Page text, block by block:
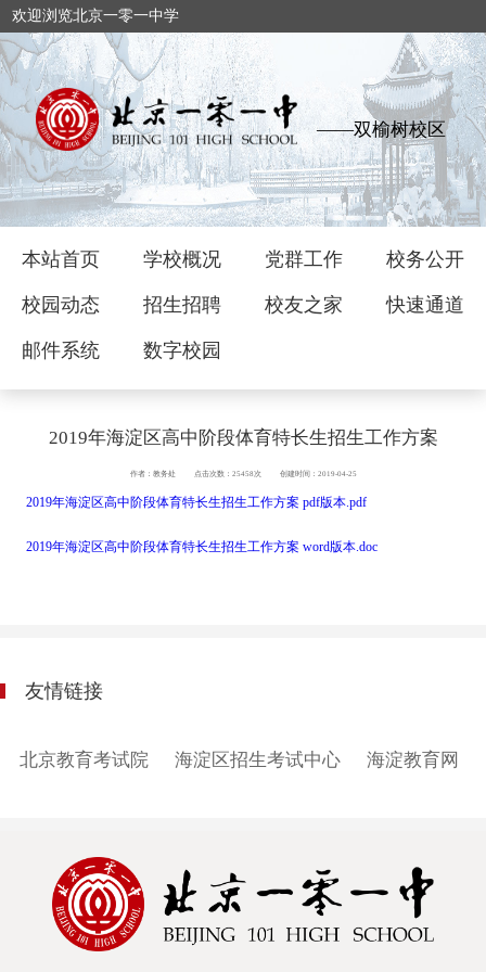
欢迎浏览北京一零一中学
——双榆树校区
本站首页 学校概况 党群工作 校务公开
校园动态 招生招聘 校友之家 快速通道
邮件系统 数字校园
2019年海淀区高中阶段体育特长生招生工作方案
作者：教务处 点击次数：25458次 创建时间：2019-04-25
2019年海淀区高中阶段体育特长生招生工作方案 pdf版本.pdf
2019年海淀区高中阶段体育特长生招生工作方案 word版本.doc
友情链接
北京教育考试院 海淀区招生考试中心 海淀教育网